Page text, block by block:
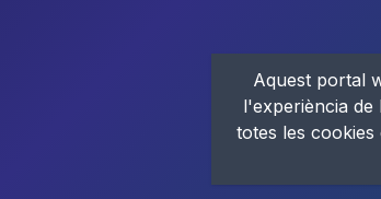
Aquest portal
l'experiència
totes les